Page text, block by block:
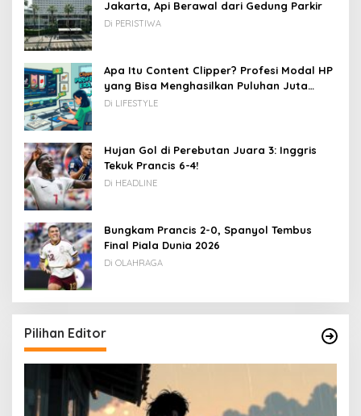
Jakarta, Api Berawal dari Gedung Parkir
Di PERISTIWA
Apa Itu Content Clipper? Profesi Modal HP
yang Bisa Menghasilkan Puluhan Juta
Rupiah
Di LIFESTYLE
Hujan Gol di Perebutan Juara 3: Inggris
Tekuk Prancis 6-4!
Di HEADLINE
Bungkam Prancis 2-0, Spanyol Tembus
Final Piala Dunia 2026
Di OLAHRAGA
Pilihan Editor